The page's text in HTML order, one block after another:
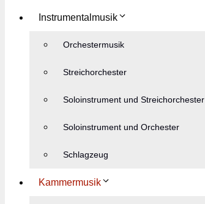
Instrumentalmusik
Orchestermusik
Streichorchester
Soloinstrument und Streichorchester
Soloinstrument und Orchester
Schlagzeug
Kammermusik